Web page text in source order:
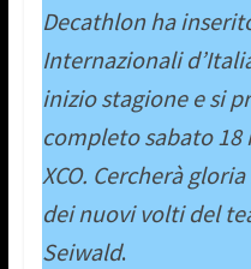
Decathlon ha
Internazionali
inizio stagione e si
completo sabato 18
XCO. Cercherà
dei nuovi volti del
Seiwald.